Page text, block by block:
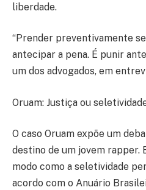
liberdade.
“Prender preventivamente
antecipar a pena. É punir
um dos advogados, em
Oruam: Justiça ou
O caso Oruam expõe um
destino de um jovem rapper.
modo como a seletividade
acordo com o Anuário